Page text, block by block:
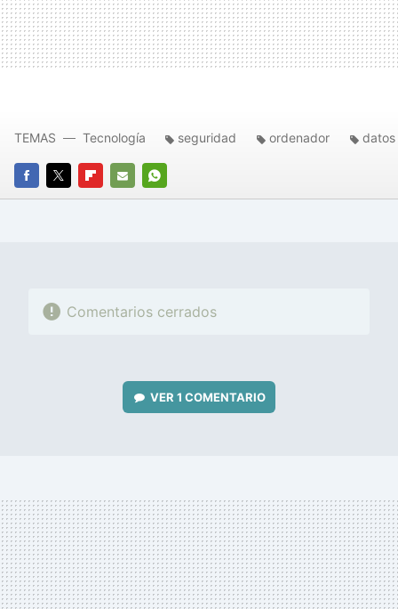
FACEBOOK
TWITTERFLIPBOARD
E-
WHATSAPP
TEMAS Tecnología seguridad ordenador datos
Comentarios cerrados
VER 1 COMENTARIO